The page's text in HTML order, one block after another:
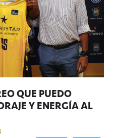
QUE PUEDO
Y ENERGÍA AL